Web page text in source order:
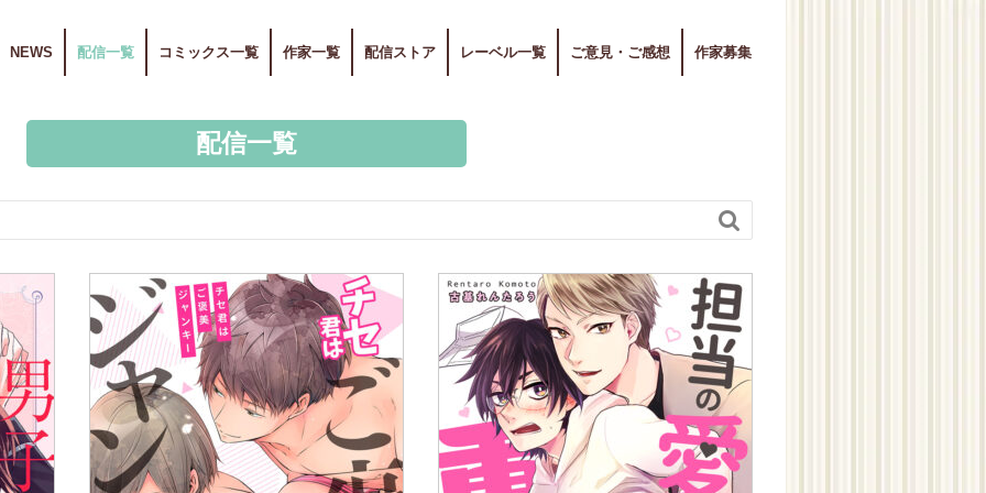
NEWS 配信一覧 コミックス一覧 作家一覧 配信ストア レーベル一覧 ご意見・ご感想 作家募集
配信一覧
